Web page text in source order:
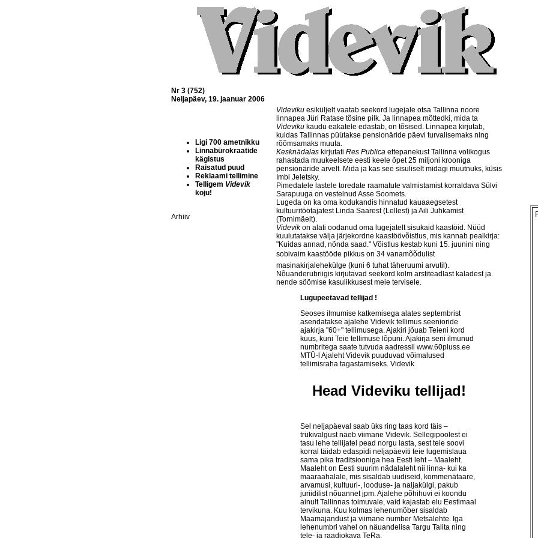
Nr 3 (752)
Neljapäev, 19. jaanuar 2006
Ligi 700 ametnikku
Linnabürokraatide
kägistus
Raisatud puud
Reklaami tellimine
Telligem Videvik
koju!
Arhiiv
Videviku esiküljelt vaatab seekord lugejale otsa Tallinna noore
linnapea Jüri Ratase tõsine pilk. Ja linnapea mõttedki, mida ta
Videviku kaudu eakatele edastab, on tõsised. Linnapea kirjutab,
kuidas Tallinnas püütakse pensionäride päevi turvalisemaks ning
rõõmsamaks muuta.
Kesknädalas kirjutati Res Publica ettepanekust Tallinna volikogus
rahastada muukeelsete eesti keele õpet 25 miljoni krooniga
pensionäride arvelt. Mida ja kas see sisuliselt midagi muutnuks, küsis
Imbi Jeletsky.
Pimedatele lastele toredate raamatute valmistamist korraldava Sülvi
Sarapuuga on vestelnud Asse Soomets.
Lugeda on ka oma kodukandis hinnatud kauaaegsetest
kultuuritöötajatest Linda Saarest (Lellest) ja Aili Juhkamist
(Tornimäelt).
Videvikon alati oodanud oma lugejatelt sisukaid kaastöid. Nüüd
kuulutatakse välja järjekordne kaastöövõistlus, mis kannab pealkirja:
"Kuidas annad, nõnda saad." Võistlus kestab kuni 15. juunini ning
sobivaim kaastööde pikkus on 34 vanamõõdulist
masinakirjalehekülge (kuni 6 tuhat täheruumi arvutil).
Nõuanderubriigis kirjutavad seekord kolm arstiteadlast kaladest ja
nende söömise kasulikkusest meie tervisele.
Lugupeetavad tellijad !
Seoses ilmumise katkemisega alates septembrist
asendatakse ajalehe Videvik tellimus seenioride
ajakirja "60+" tellimusega. Ajakiri jõuab Teieni kord
kuus, kuni Teie tellimuse lõpuni. Ajakirja seni ilmunud
numbritega saate tutvuda aadressil www.60pluss.ee
MTÜ-l Ajaleht Videvik puuduvad võimalused
tellimisraha tagastamiseks. Videvik
Head Videviku tellijad!
Sel neljapäeval saab üks ring taas kord täis –
trükivalgust näeb viimane Videvik. Sellegipoolest ei
tasu lehe tellijatel pead norgu lasta, sest teie soovi
korral täidab edaspidi neljapäeviti teie lugemislaua
sama pika traditsiooniga hea Eesti leht – Maaleht.
Maaleht on Eesti suurim nädalaleht nii linna- kui ka
maaraahalale, mis sisaldab uudiseid, kommenätaare,
arvamusi, kultuuri-, looduse- ja naljakülgi, pakub
juriidilist nõuannet jpm. Ajalehe põhihuvi ei koondu
ainult Tallinnas toimuvale, vaid kajastab elu Eestimaal
tervikuna. Kuu kolmas lehenumõber sisaldab
Maamajandust ja viimane number Metsalehte. Iga
lehenumbri vahel on näuandelisa Targu Talita ning
tele- ja raadiokava TeRa.